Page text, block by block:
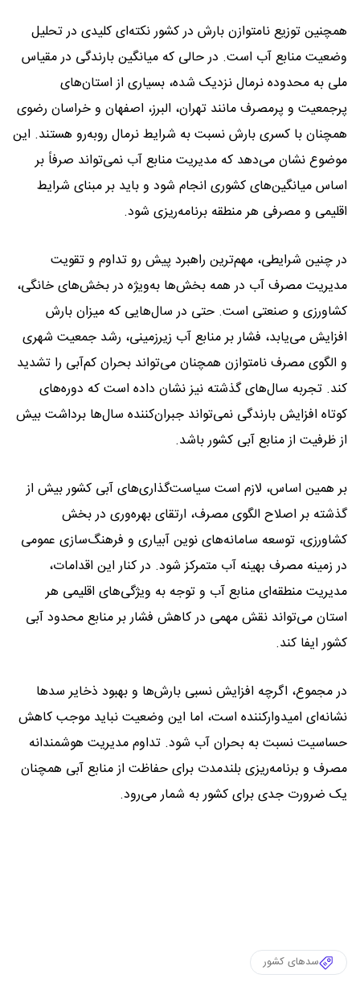
همچنین توزیع نامتوازن بارش در کشور نکته‌ای کلیدی در تحلیل
وضعیت منابع آب است. در حالی که میانگین بارندگی در مقیاس
ملی به محدوده نرمال نزدیک شده، بسیاری از استان‌های
پرجمعیت و پرمصرف مانند تهران، البرز، اصفهان و خراسان رضوی
همچنان با کسری بارش نسبت به شرایط نرمال روبه‌رو هستند. این
موضوع نشان می‌دهد که مدیریت منابع آب نمی‌تواند صرفاً بر
اساس میانگین‌های کشوری انجام شود و باید بر مبنای شرایط
اقلیمی و مصرفی هر منطقه برنامه‌ریزی شود.
در چنین شرایطی، مهم‌ترین راهبرد پیش رو تداوم و تقویت
مدیریت مصرف آب در همه بخش‌ها به‌ویژه در بخش‌های خانگی،
کشاورزی و صنعتی است. حتی در سال‌هایی که میزان بارش
افزایش می‌یابد، فشار بر منابع آب زیرزمینی، رشد جمعیت شهری
و الگوی مصرف نامتوازن همچنان می‌تواند بحران کم‌آبی را تشدید
کند. تجربه سال‌های گذشته نیز نشان داده است که دوره‌های
کوتاه افزایش بارندگی نمی‌تواند جبران‌کننده سال‌ها برداشت بیش
از ظرفیت از منابع آبی کشور باشد.
بر همین اساس، لازم است سیاست‌گذاری‌های آبی کشور بیش از
گذشته بر اصلاح الگوی مصرف، ارتقای بهره‌وری در بخش
کشاورزی، توسعه سامانه‌های نوین آبیاری و فرهنگ‌سازی عمومی
در زمینه مصرف بهینه آب متمرکز شود. در کنار این اقدامات،
مدیریت منطقه‌ای منابع آب و توجه به ویژگی‌های اقلیمی هر
استان می‌تواند نقش مهمی در کاهش فشار بر منابع محدود آبی
کشور ایفا کند.
در مجموع، اگرچه افزایش نسبی بارش‌ها و بهبود ذخایر سد‌ها
نشانه‌ای امیدوارکننده است، اما این وضعیت نباید موجب کاهش
حساسیت نسبت به بحران آب شود. تداوم مدیریت هوشمندانه
مصرف و برنامه‌ریزی بلندمدت برای حفاظت از منابع آبی همچنان
یک ضرورت جدی برای کشور به شمار می‌رود.
سدهای کشور